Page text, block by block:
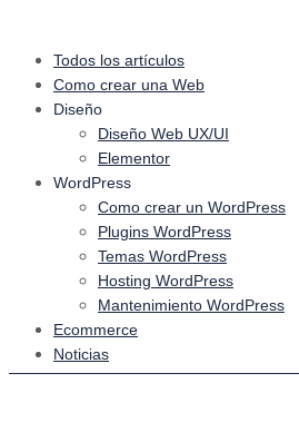
Todos los artículos
Como crear una Web
Diseño
Diseño Web UX/UI
Elementor
WordPress
Como crear un WordPress
Plugins WordPress
Temas WordPress
Hosting WordPress
Mantenimiento WordPress
Ecommerce
Noticias